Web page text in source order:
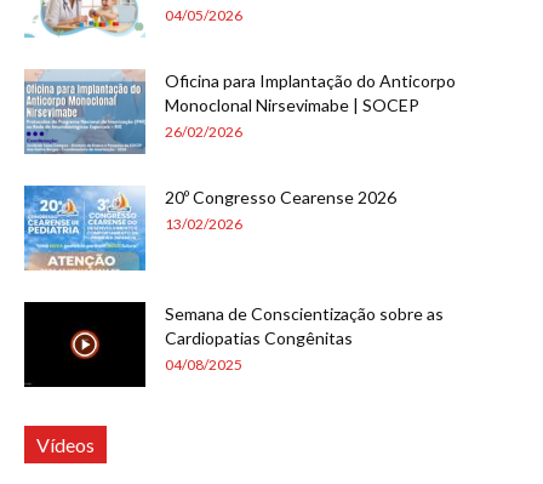
04/05/2026
Oficina para Implantação do Anticorpo
Monoclonal Nirsevimabe | SOCEP
26/02/2026
20º Congresso Cearense 2026
13/02/2026
Semana de Conscientização sobre as
Cardiopatias Congênitas
04/08/2025
Vídeos